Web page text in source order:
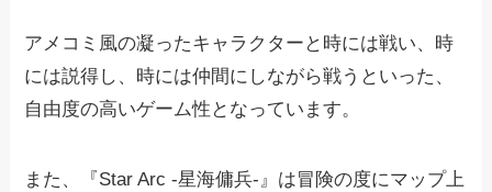
アメコミ風の凝ったキャラクターと時には戦い、時
には説得し、時には仲間にしながら戦うといった、
自由度の高いゲーム性となっています。
また、『Star Arc -星海傭兵-』は冒険の度にマップ上